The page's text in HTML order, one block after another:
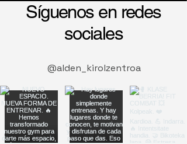
Síguenos en redes
sociales
@alden_kirolzentroa